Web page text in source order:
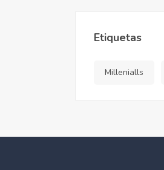
Etiquetas
Millenialls